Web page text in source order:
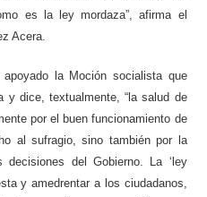
es la ley mordaza”, afirma el
Acera.
la Moción socialista que
y dice, textualmente, “la salud de
por el buen funcionamiento de
al sufragio, sino también por la
del Gobierno. La ‘ley
y amedrentar a los ciudadanos,